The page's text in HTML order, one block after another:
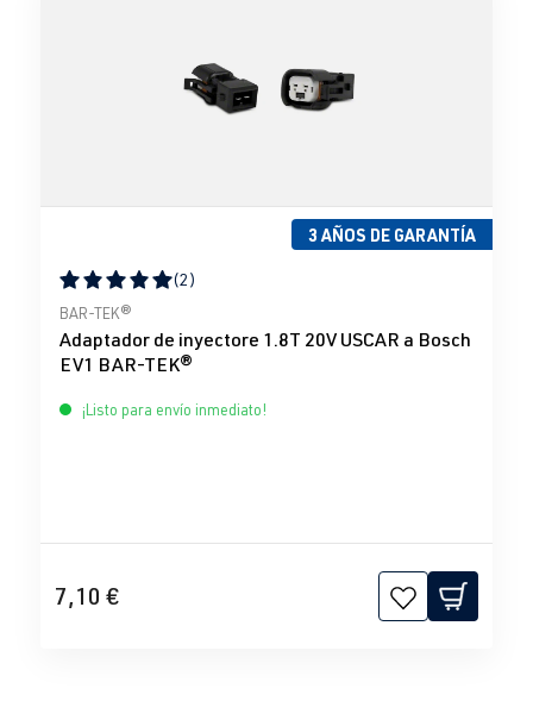
3 AÑOS DE GARANTÍA
Calificación promedio de 5 de 5 estrellas
(2)
BAR-TEK®
Adaptador de inyectore 1.8T 20V USCAR a Bosch
EV1 BAR-TEK®
¡Listo para envío inmediato!
7,10 €